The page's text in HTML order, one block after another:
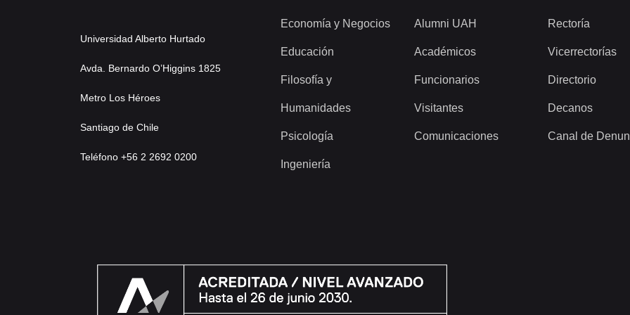
Universidad Alberto Hurtado
Avda. Bernardo O’Higgins 1825
Metro Los Héroes
Santiago de Chile
Teléfono +56 2 2692 0200
Economía y Negocios
Educación
Filosofía y
Humanidades
Psicología
Ingeniería
Alumni UAH
Académicos
Funcionarios
Visitantes
Comunicaciones
Rectoría
Vicerrectorías
Directorio
Decanos
Canal de